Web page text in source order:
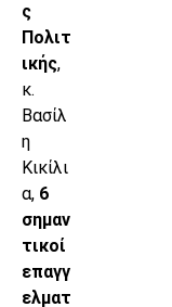
ς
Πολιτ
ικής,
κ.
Βασίλ
η
Κικίλι
α, 6
σημαν
τικοί
επαγγ
ελματ